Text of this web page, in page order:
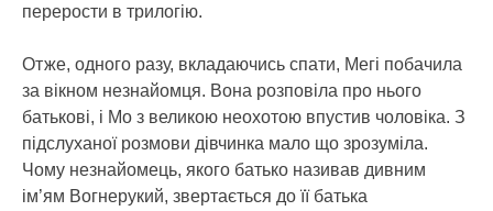
перерости в трилогію.
Отже, одного разу, вкладаючись спати, Мегі побачила
за вікном незнайомця. Вона розповіла про нього
батькові, і Мо з великою неохотою впустив чоловіка. З
підслуханої розмови дівчинка мало що зрозуміла.
Чому незнайомець, якого батько називав дивним
ім’ям Вогнерукий, звертається до її батька